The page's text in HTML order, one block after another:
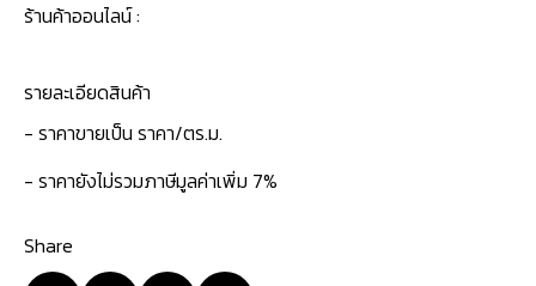
ร้านค้าออนไลน์ :
รายละเอียดสินค้า
- ราคาขายเป็น ราคา/ตร.ม.
- ราคายังไม่รวมภาษีมูลค่าเพิ่ม 7%
Share